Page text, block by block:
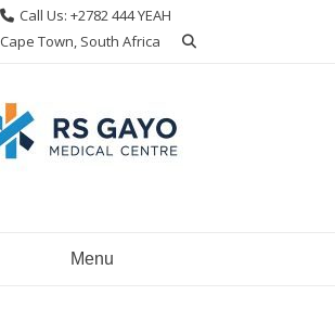
Call Us: +2782 444 YEAH
Cape Town, South Africa
Menu